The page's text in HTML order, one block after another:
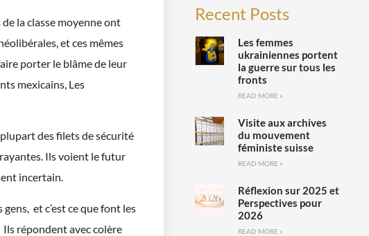
la classe moyenne ont
et ces mêmes
porter le blâme de leur
mexicains, Les
des filets de sécurité
Ils voient le futur
incertain.
et c’est ce que font les
répondent avec colère
Recent Posts
Les femmes
ukrainiennes portent
la guerre sur tous les
fronts
READ MORE »
Visite aux archives
du mouvement
féministe suisse
READ MORE »
Réflexion sur 2025 et
Perspectives pour
2026
READ MORE »